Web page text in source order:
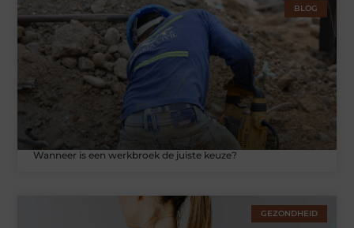
BLOG
Wanneer is een werkbroek de juiste keuze?
GEZONDHEID